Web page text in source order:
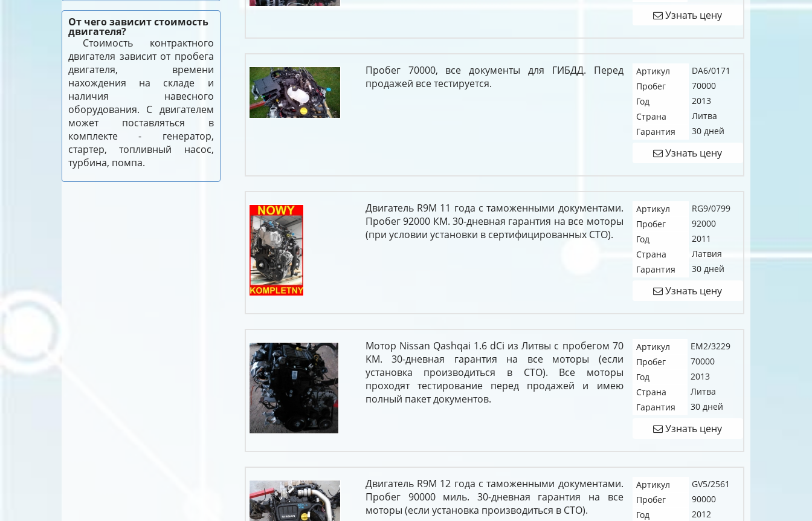
От чего зависит стоимость
двигателя?
Стоимость контрактного
двигателя зависит от пробега
двигателя, времени
нахождения на складе и
наличия навесного
оборудования. С двигателем
может поставляться в
комплекте - генератор,
стартер, топливный насос,
турбина, помпа.
Узнать цену
Пробег 70000, все документы для ГИБДД. Перед
продажей все тестируется.
Артикул
DA6/0171
Пробег
70000
Год
2013
Страна
Литва
Гарантия
30 дней
Узнать цену
Двигатель R9M 11 года с таможенными документами.
Пробег 92000 КМ. 30-дневная гарантия на все моторы
(при условии установки в сертифицированных СТО).
Артикул
RG9/0799
Пробег
92000
Год
2011
Страна
Латвия
Гарантия
30 дней
Узнать цену
Мотор Nissan Qashqai 1.6 dCi из Литвы с пробегом 70
KM. 30-дневная гарантия на все моторы (если
установка производиться в СТО). Все моторы
проходят тестирование перед продажей и имею
полный пакет документов.
Артикул
EM2/3229
Пробег
70000
Год
2013
Страна
Литва
Гарантия
30 дней
Узнать цену
Двигатель R9M 12 года с таможенными документами.
Пробег 90000 миль. 30-дневная гарантия на все
моторы (если установка производиться в СТО).
Артикул
GV5/2561
Пробег
90000
Год
2012